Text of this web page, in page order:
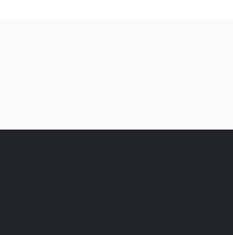
沈殿してきた場所でもある。 八